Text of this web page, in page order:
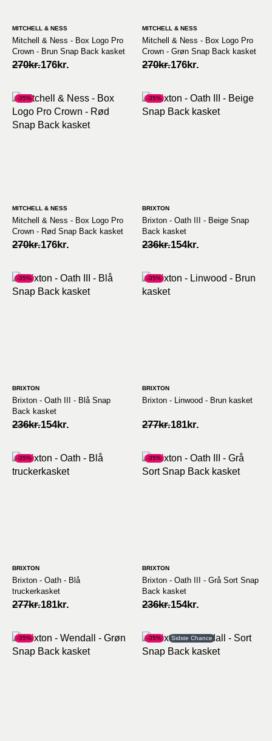
MITCHELL & NESS
Mitchell & Ness - Box Logo Pro
Crown - Brun Snap Back kasket
270kr.
Original
270kr..
176kr.
Current
176kr..
MITCHELL & NESS
Mitchell & Ness - Box Logo Pro
Crown - Grøn Snap Back kasket
270kr.
Original
270kr..
176kr.
Current
176kr..
-35%
MITCHELL & NESS
Mitchell & Ness - Box Logo Pro
Crown - Rød Snap Back kasket
270kr.
Original
270kr..
176kr.
Current
176kr..
-35%
BRIXTON
Brixton - Oath III - Beige Snap
Back kasket
236kr.
Original
236kr..
154kr.
Current
154kr..
-35%
BRIXTON
Brixton - Oath III - Blå Snap
Back kasket
236kr.
Original
236kr..
154kr.
Current
154kr..
-35%
BRIXTON
Brixton - Linwood - Brun kasket
277kr.
Original
277kr..
181kr.
Current
181kr..
-35%
BRIXTON
Brixton - Oath - Blå
truckerkasket
277kr.
Original
277kr..
181kr.
Current
181kr..
-35%
BRIXTON
Brixton - Oath III - Grå Sort Snap
Back kasket
236kr.
Original
236kr..
154kr.
Current
154kr..
-35% -35% Sidste Chance